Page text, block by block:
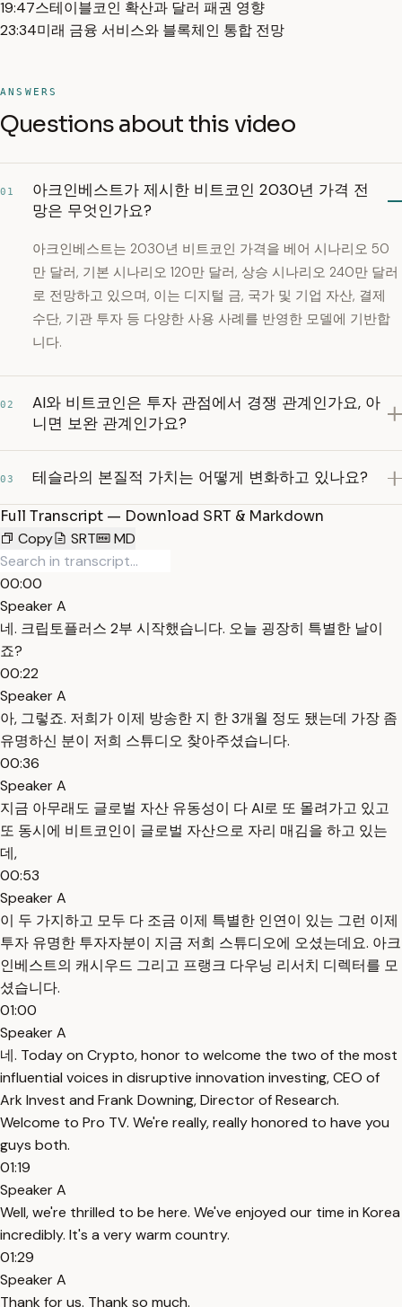
19:47스테이블코인 확산과 달러 패권 영향
23:34미래 금융 서비스와 블록체인 통합 전망
ANSWERS
Questions about this video
01
아크인베스트가 제시한 비트코인 2030년 가격 전
망은 무엇인가요?
아크인베스트는 2030년 비트코인 가격을 베어 시나리오 50
만 달러, 기본 시나리오 120만 달러, 상승 시나리오 240만 달러
로 전망하고 있으며, 이는 디지털 금, 국가 및 기업 자산, 결제
수단, 기관 투자 등 다양한 사용 사례를 반영한 모델에 기반합
니다.
02
AI와 비트코인은 투자 관점에서 경쟁 관계인가요, 아
니면 보완 관계인가요?
03 테슬라의 본질적 가치는 어떻게 변화하고 있나요?
Full Transcript — Download SRT & Markdown
Copy
SRT MD
00:00
Speaker A
네. 크립토플러스 2부 시작했습니다. 오늘 굉장히 특별한 날이
죠?
00:22
Speaker A
아, 그렇죠. 저희가 이제 방송한 지 한 3개월 정도 됐는데 가장 좀
유명하신 분이 저희 스튜디오 찾아주셨습니다.
00:36
Speaker A
지금 아무래도 글로벌 자산 유동성이 다 AI로 또 몰려가고 있고
또 동시에 비트코인이 글로벌 자산으로 자리 매김을 하고 있는
데,
00:53
Speaker A
이 두 가지하고 모두 다 조금 이제 특별한 인연이 있는 그런 이제
투자 유명한 투자자분이 지금 저희 스튜디오에 오셨는데요. 아크
인베스트의 캐시우드 그리고 프랭크 다우닝 리서치 디렉터를 모
셨습니다.
01:00
Speaker A
네. Today on Crypto, honor to welcome the two of the most
influential voices in disruptive innovation investing, CEO of
Ark Invest and Frank Downing, Director of Research.
Welcome to Pro TV. We're really, really honored to have you
guys both.
01:19
Speaker A
Well, we're thrilled to be here. We've enjoyed our time in Korea
incredibly. It's a very warm country.
01:29
Speaker A
Thank for us. Thank so much.